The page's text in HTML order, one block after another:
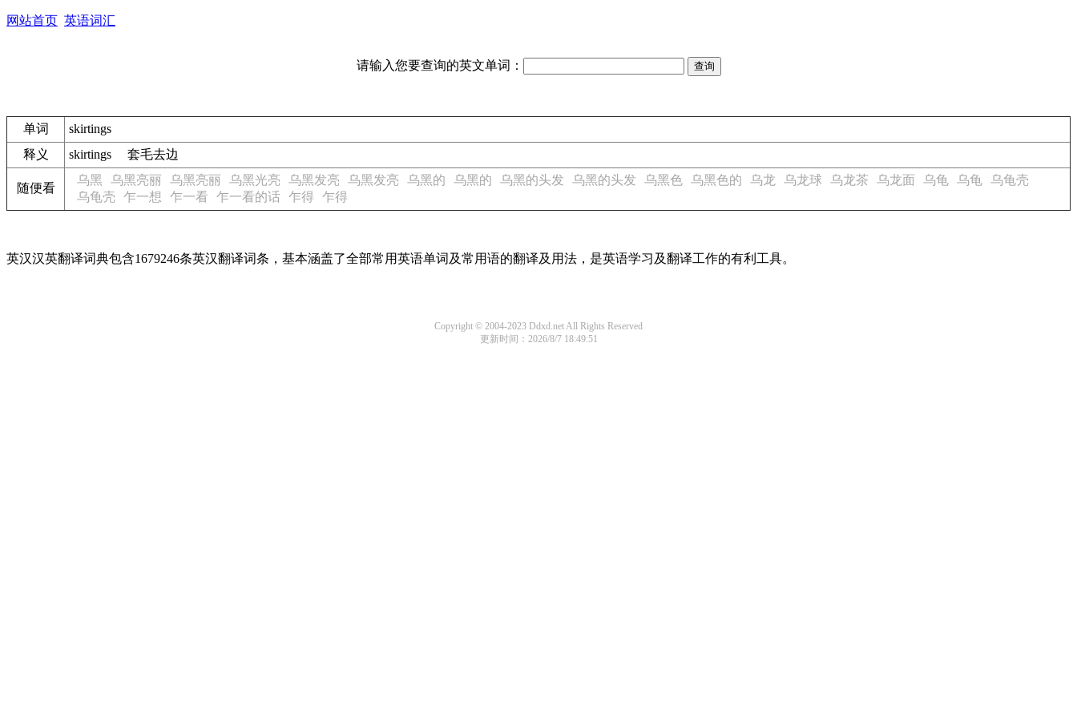
网站首页 英语词汇
请输入您要查询的英文单词：
单词
skirtings
释义
skirtings 套毛去边
随便看
乌黑 乌黑亮丽 乌黑亮丽 乌黑光亮 乌黑发亮 乌黑发亮 乌黑的 乌黑的 乌黑的头发 乌黑的头发 乌黑色 乌黑色的 乌龙 乌龙球 乌龙茶 乌龙面 乌龟 乌龟 乌龟壳
乌龟壳
乍一想 乍一看 乍一看的话 乍得 乍得
英汉汉英翻译词典包含1679246条英汉翻译词条，基本涵盖了全部常用英语单词及常用语的翻译及用法，是英语学习及翻译工作的有利工具。
Copyright © 2004-2023 Ddxd.net All Rights Reserved
更新时间：2026/8/7 18:49:51